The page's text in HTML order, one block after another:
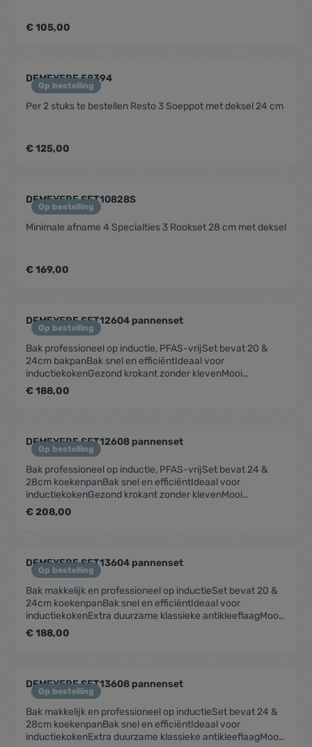
€ 105,00
Op bestelling
DEMEYERE 58394
Per 2 stuks te bestellen Resto 3 Soeppot met deksel 24 cm
€ 125,00
Op bestelling
DEMEYERE SET10828S
Minimale afname 4 Specialties 3 Rookset 28 cm met deksel
€ 169,00
Op bestelling
DEMEYERE SET12604 pannenset
Bak professioneel op inductie, PFAS-vrijSet bevat 20 &
24cm bakpanBak snel en efficiëntIdeaal voor
inductiekokenGezond krokant zonder klevenMooi
matzwart met blinkende greepSnelle warmtegeleiding
€ 188,00
Op bestelling
DEMEYERE SET12608 pannenset
Bak professioneel op inductie, PFAS-vrijSet bevat 24 &
28cm koekenpanBak snel en efficiëntIdeaal voor
inductiekokenGezond krokant zonder klevenMooi
matzwart met blinkende greepPFAS-vrije keramische
antikleeflaag
€ 208,00
Op bestelling
DEMEYERE SET13604 pannenset
Bak makkelijk en professioneel op inductieSet bevat 20 &
24cm koekenpanBak snel en efficiëntIdeaal voor
inductiekokenExtra duurzame klassieke antikleeflaagMooi
matzwart met blinkende greepSnelle warmtegeleiding
€ 188,00
Op bestelling
DEMEYERE SET13608 pannenset
Bak makkelijk en professioneel op inductieSet bevat 24 &
28cm koekenpanBak snel en efficiëntIdeaal voor
inductiekokenExtra duurzame klassieke antikleeflaagMooi